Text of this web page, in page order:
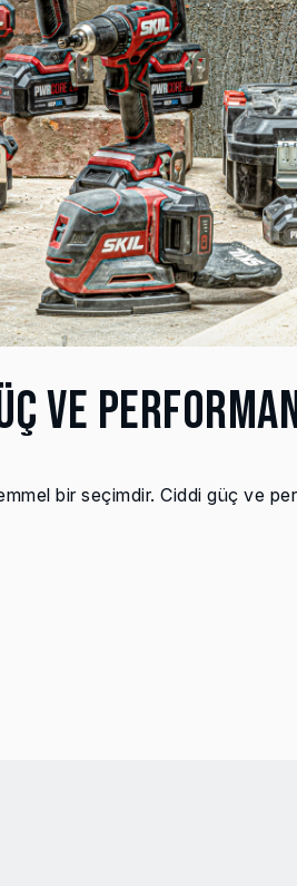
VE
bir seçimdir. Ciddi güç ve